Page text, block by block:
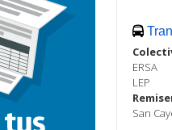
ERSA
LEP
San